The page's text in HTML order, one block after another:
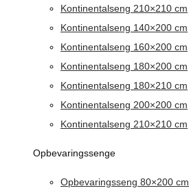
Kontinentalseng 210×210 cm
Kontinentalseng 140×200 cm
Kontinentalseng 160×200 cm
Kontinentalseng 180×200 cm
Kontinentalseng 180×210 cm
Kontinentalseng 200×200 cm
Kontinentalseng 210×210 cm
Opbevaringssenge
Opbevaringsseng 80×200 cm